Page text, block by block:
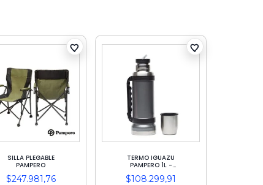
SILLA PLEGABLE
PAMPERO
$247.981,76
TERMO IGUAZU
PAMPERO 1L -
H
$108.299,91